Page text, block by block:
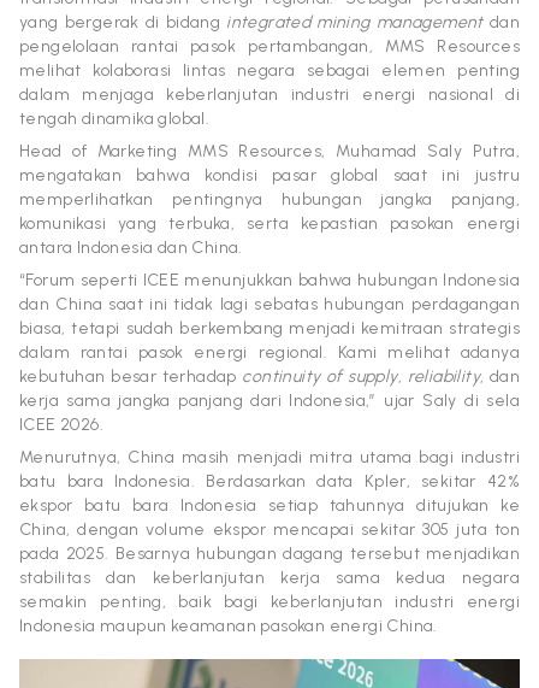
yang bergerak di bidang integrated mining managementdan
pengelolaan rantai pasok pertambangan, MMS Resources
melihat kolaborasi lintas negara sebagai elemen penting
dalam menjaga keberlanjutan industri energi nasional di
tengah dinamika global.
Head of Marketing MMS Resources, Muhamad Saly Putra,
mengatakan bahwa kondisi pasar global saat ini justru
memperlihatkan pentingnya hubungan jangka panjang,
komunikasi yang terbuka, serta kepastian pasokan energi
antara Indonesia dan China.
“Forum seperti ICEE menunjukkan bahwa hubungan Indonesia
dan China saat ini tidak lagi sebatas hubungan perdagangan
biasa, tetapi sudah berkembang menjadi kemitraan strategis
dalam rantai pasok energi regional. Kami melihat adanya
kebutuhan besar terhadap continuity of supply, reliability, dan
kerja sama jangka panjang dari Indonesia,” ujar Saly di sela
ICEE 2026.
Menurutnya, China masih menjadi mitra utama bagi industri
batu bara Indonesia. Berdasarkan data Kpler, sekitar 42%
ekspor batu bara Indonesia setiap tahunnya ditujukan ke
China, dengan volume ekspor mencapai sekitar 305 juta ton
pada 2025. Besarnya hubungan dagang tersebut menjadikan
stabilitas dan keberlanjutan kerja sama kedua negara
semakin penting, baik bagi keberlanjutan industri energi
Indonesia maupun keamanan pasokan energi China.